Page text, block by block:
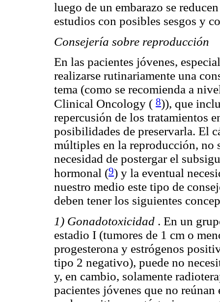
luego de un embarazo se
estudios con posibles sesgos y
Consejería sobre reproducción
En las pacientes jóvenes,
realizarse rutinariamente una
tema (como se recomienda a
Clinical Oncology ( 8)), que
repercusión de los tratamientos
posibilidades de preservarla. El
múltiples en la reproducción,
necesidad de postergar el
hormonal (9) y la eventual
nuestro medio este tipo de
deben tener los siguientes
1) Gonadotoxicidad . En un
estadio I (tumores de 1 cm o
progesterona y estrógenos
tipo 2 negativo), puede no
y, en cambio, solamente
pacientes jóvenes que no